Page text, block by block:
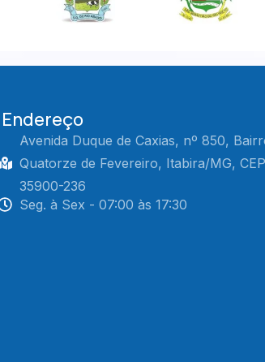
Endereço
Avenida Duque de Caxias, nº 850,
Quatorze de Fevereiro, Itabira/MG,
35900-236
Seg. à Sex - 07:00 às 17:30